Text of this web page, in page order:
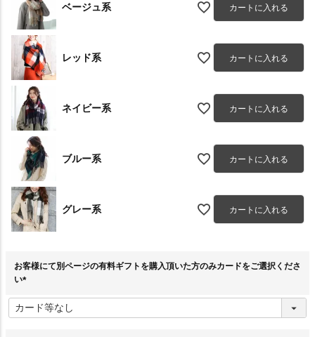
ベージュ系 カートに入れる
レッド系 カートに入れる
ネイビー系 カートに入れる
ブルー系 カートに入れる
グレー系 カートに入れる
お客様にて別ページの有料ギフトを購入頂いた方のみカードをご選択くださ
い
必
須